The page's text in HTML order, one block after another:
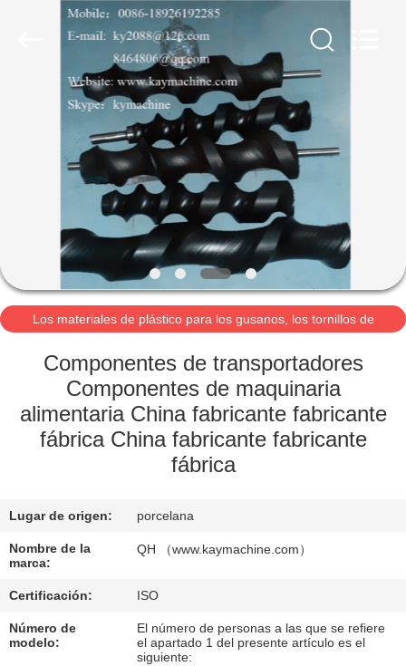
INICIO
PRODUCTOS
NOSOTROS
VISITA
A
FÁBRICA
CONTROL
CONTACTO
NOTICIAS
Los materiales de plástico para los gusanos, los tornillos de
Componentes de transportadores
Componentes de maquinaria
alimentaria China fabricante fabricante
fábrica China fabricante fabricante
fábrica
Lugar de origen: porcelana
Nombre de la
marca:
QH （www.kaymachine.com）
Certificación: ISO
Número de
modelo:
El número de personas a las que se refiere
el apartado 1 del presente artículo es el
siguiente: